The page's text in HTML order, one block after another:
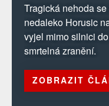
Tragická nehoda
nedaleko Horusic
vyjel mimo silnici
smrtelná zranění.
ZOBRAZIT